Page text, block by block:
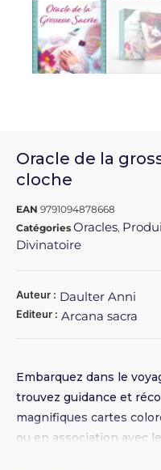
Oracle de la
cloche
EAN 9791094878668
Catégories Oracles,
Divinatoire
Auteur : Daulter Anni
Editeur : Arcana sacra
Embarquez dans le
trouvez guidance et
magnifiques cartes
ou en association avec